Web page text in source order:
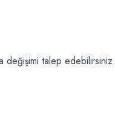
değişimi talep edebilirsiniz.